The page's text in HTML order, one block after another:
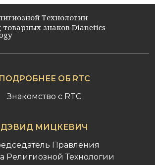
Технологии
знаков Dianetics
ПОДРОБНЕЕ ОБ RTC
Знакомство c RTC
ДЭВИД МИЦКЕВИЧ
Правления
Религиозной Технологии